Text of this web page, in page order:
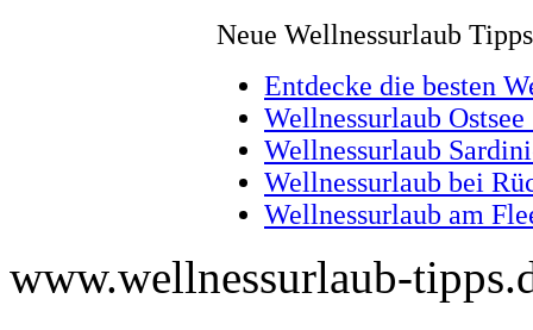
Neue Wellnessurlaub
Entdecke die besten
Wellnessurlaub
Wellnessurlaub
Wellnessurlaub bei
Wellnessurlaub am
www.wellnessurlaub-